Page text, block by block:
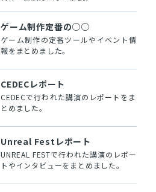
ゲーム制作定番の○○
ゲーム制作の定番ツールやイベント情
報をまとめました。
CEDECレポート
CEDECで行われた講演のレポートをま
とめました。
Unreal Festレポート
UNREAL FESTで行われた講演のレポー
トやインタビューをまとめました。